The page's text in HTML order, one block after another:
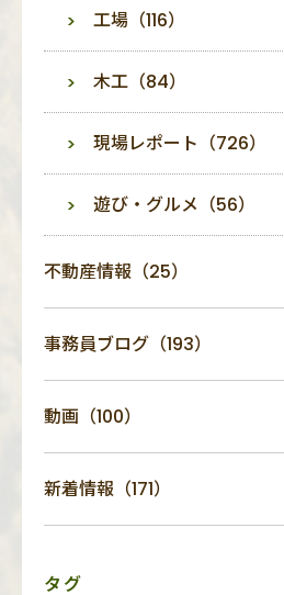
工場（116）
木工（84）
現場レポート（726）
遊び・グルメ（56）
不動産情報（25）
事務員ブログ（193）
動画（100）
新着情報（171）
タグ